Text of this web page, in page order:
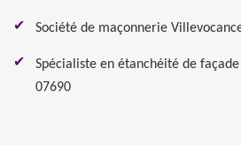
Société de maçonnerie
Spécialiste en étanchéité de
07690